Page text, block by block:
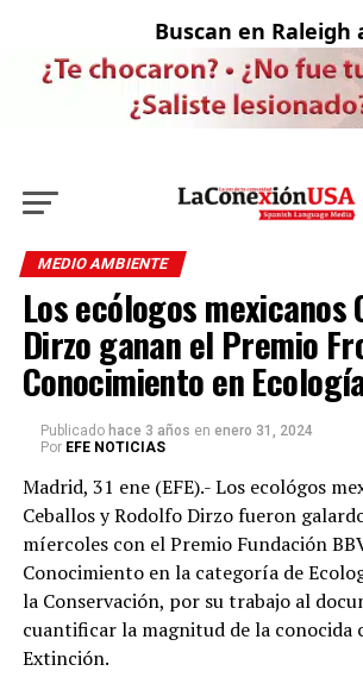
Buscan en Raleigh
MEDIO AMBIENTE
Los ecólogos mexicanos
Dirzo ganan el Premio
Conocimiento en
Publicado hace 3 años en enero 31, 2024
Por EFE NOTICIAS
Madrid, 31 ene (EFE).- Los ecológos
Ceballos y Rodolfo Dirzo fueron
míercoles con el Premio Fundación
Conocimiento en la categoría de
la Conservación, por su trabajo al
cuantificar la magnitud de la conocida
Extinción.